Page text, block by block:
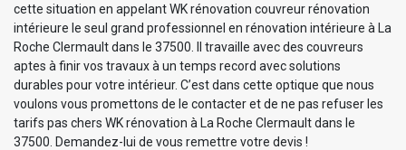
cette situation en appelant WK rénovation couvreur rénovation
intérieure le seul grand professionnel en rénovation intérieure à La
Roche Clermault dans le 37500. Il travaille avec des couvreurs
aptes à finir vos travaux à un temps record avec solutions
durables pour votre intérieur. C’est dans cette optique que nous
voulons vous promettons de le contacter et de ne pas refuser les
tarifs pas chers WK rénovation à La Roche Clermault dans le
37500. Demandez-lui de vous remettre votre devis !